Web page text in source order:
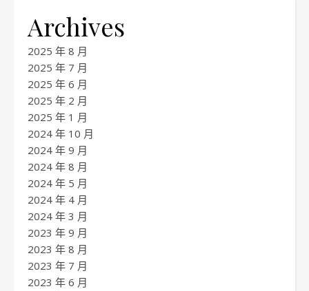
Archives
2025 年 8 月
2025 年 7 月
2025 年 6 月
2025 年 2 月
2025 年 1 月
2024 年 10 月
2024 年 9 月
2024 年 8 月
2024 年 5 月
2024 年 4 月
2024 年 3 月
2023 年 9 月
2023 年 8 月
2023 年 7 月
2023 年 6 月